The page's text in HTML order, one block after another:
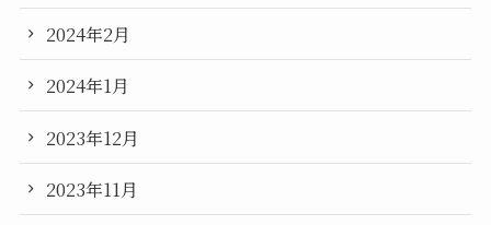
2024年2月
2024年1月
2023年12月
2023年11月